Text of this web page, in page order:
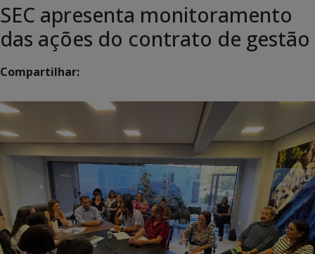
SEC apresenta monitoramento
das ações do contrato de gestão
Compartilhar: